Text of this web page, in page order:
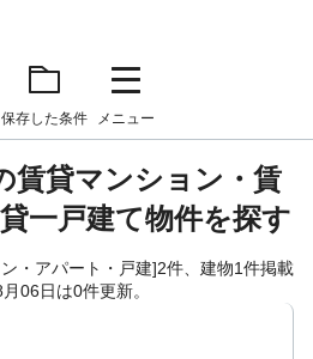
保存した条件 メニュー
賃貸マンション・賃
一戸建て物件を探す
・アパート・戸建]2件、建物1件掲載
06日は0件更新。